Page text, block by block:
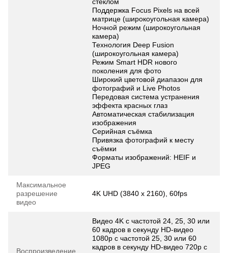
Поддержка Focus Pixels на всей
матрице (широкоугольная камера)
Ночной режим (широкоугольная
камера)
Технология Deep Fusion
(широкоугольная камера)
Режим Smart HDR нового
поколения для фото
Широкий цветовой диапазон для
фотографий и Live Photos
Передовая система устранения
эффекта красных глаз
Автоматическая стабилизация
изображения
Серийная съёмка
Привязка фотографий к месту
съёмки
Форматы изображений: HEIF и
JPEG
Максимальное
разрешение
видео
4K UHD (3840 x 2160), 60fps
Воспроизведение
Видео 4K с частотой 24, 25, 30 или
60 кадров в секунду HD-видео
1080p с частотой 25, 30 или 60
кадров в секунду HD‑видео 720p с